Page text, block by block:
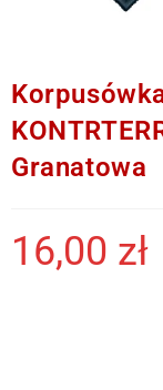
Granatowa
16,00 zł